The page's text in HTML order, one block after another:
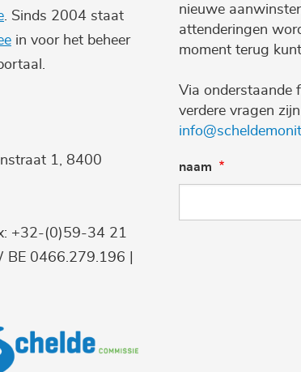
. Sinds 2004 staat
in voor het beheer
1, 8400
+32-(0)59-34 21
BE 0466.279.196 |
nieuwe
attenderingen
moment terug
Via onderstaande
verdere vragen
naam